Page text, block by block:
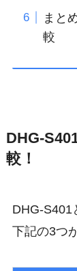
まと
較
DHG-
較！
DHG-S401
下記の3つ